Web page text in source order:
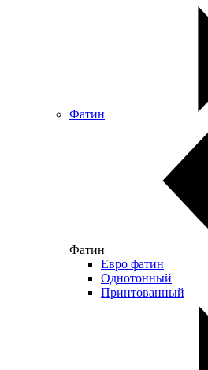
Фатин
Фатин
Евро фатин
Однотонный
Принтованный